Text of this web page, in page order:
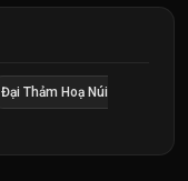
Đại Thảm Hoạ Núi